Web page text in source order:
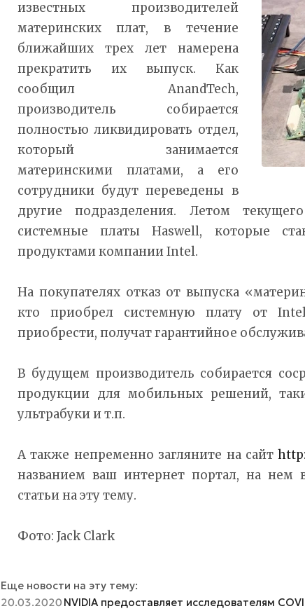
известных производителей
материнских плат, в течение
ближайших трех лет намерена
прекратить их выпуск. Как
сообщил AnandTech,
производитель собирается
полностью ликвидировать отдел,
который занимается
материнскими платами, а его
сотрудники будут переведены в
другие подразделения. Летом
системные платы Haswell, которые
продуктами компании Intel.
На покупателях отказ от выпуска
кто приобрел системную плату от
приобрести, получат гарантийное
В будущем производитель собирается
продукции для мобильных решений,
ультрабуки и т.п.
А также непременно загляните на сайт
названием ваш интернет портал, на нем
статьи на эту тему.
Фото: Jack Clark
Еще новости на эту тему:
20.03.2020 NVIDIA предоставляет исследователям